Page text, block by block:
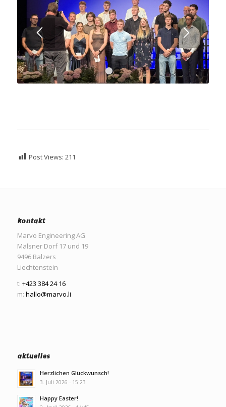
1 2
Post Views: 211
kontakt
Marvo Engineering AG
Mälsner Dorf 17 und 19
9496 Balzers
Liechtenstein
t: +423 384 24 16
m: hallo@marvo.li
aktuelles
Herzlichen Glückwunsch!
3. Juli 2026 - 15:23
Happy Easter!